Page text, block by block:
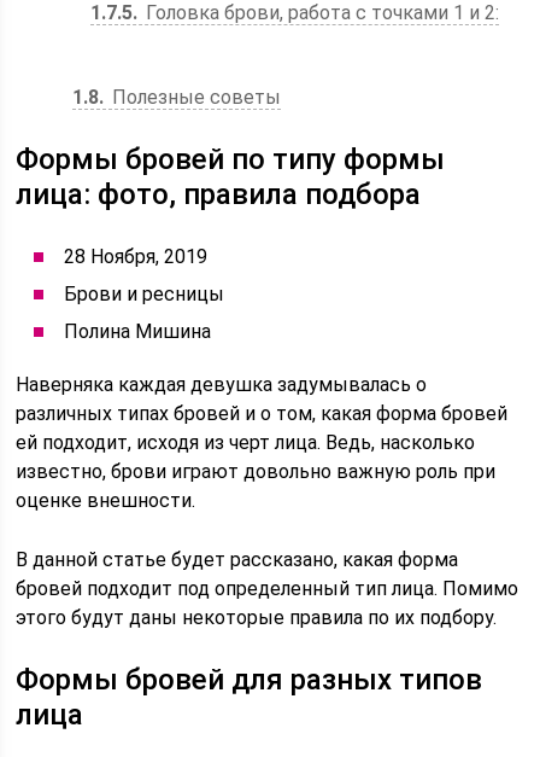
1.7.5 Головка брови, работа с точками 1 и 2:
1.8 Полезные советы
Формы бровей по типу формы
лица: фото, правила подбора
28 Ноября, 2019
Брови и ресницы
Полина Мишина
Наверняка каждая девушка задумывалась о
различных типах бровей и о том, какая форма бровей
ей подходит, исходя из черт лица. Ведь, насколько
известно, брови играют довольно важную роль при
оценке внешности.
В данной статье будет рассказано, какая форма
бровей подходит под определенный тип лица. Помимо
этого будут даны некоторые правила по их подбору.
Формы бровей для разных типов
лица